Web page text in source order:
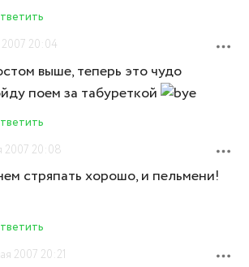
2007 20:04
выше, теперь это чудо
поем за табуреткой
2007 20:08
стряпать хорошо, и пельмени!
2007 20:21